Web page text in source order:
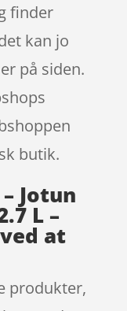
finder
kan jo
på siden.
butik.
– Jotun
L –
at
produkter,